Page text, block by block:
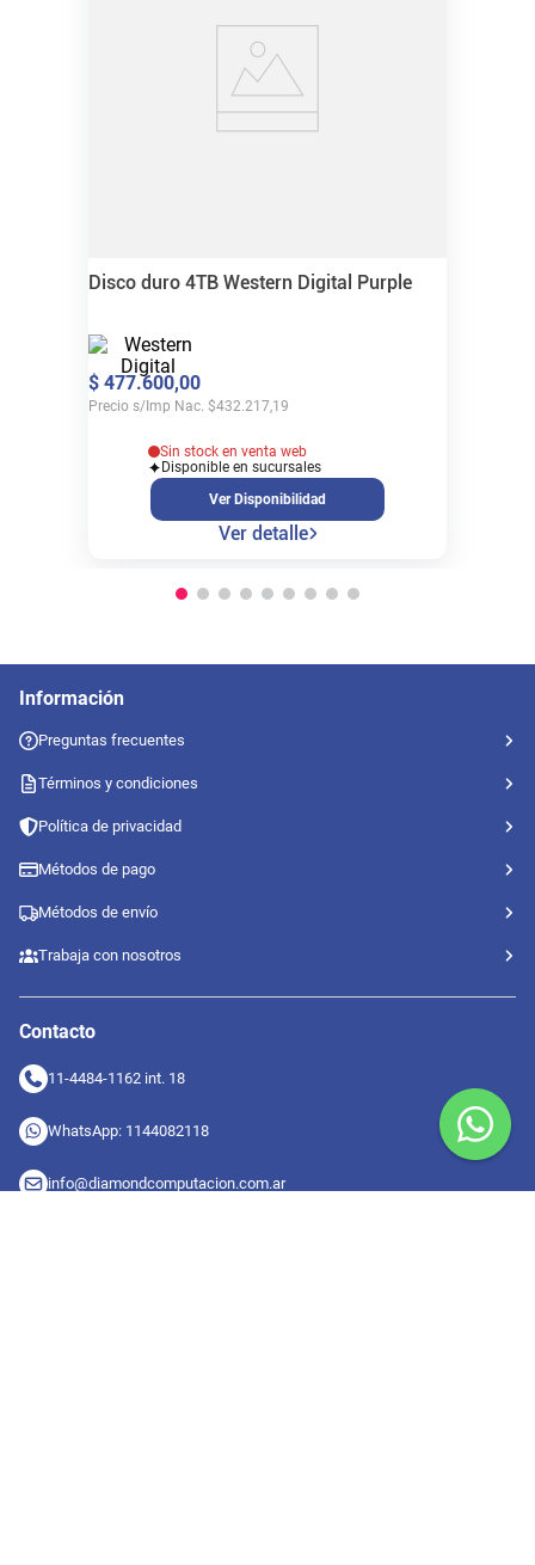
Disco duro 4TB Western Digital Purple
$ 477.600,00
Precio s/Imp Nac. $432.217,19
Sin stock en venta web
Disponible en sucursales
Ver Disponibilidad
Ver detalle
Información
Preguntas frecuentes
Términos y condiciones
Política de privacidad
Métodos de pago
Métodos de envío
Trabaja con nosotros
Contacto
11-4484-1162 int. 18
WhatsApp: 1144082118
info@diamondcomputacion.com.ar